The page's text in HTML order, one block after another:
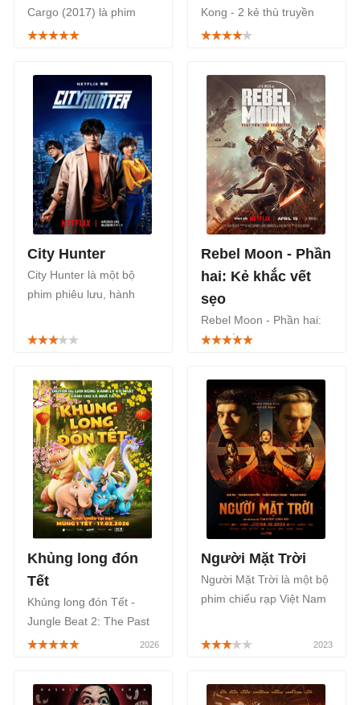
Cargo (2017) là phim
kinh dị khoa học viễn
hành, xoay quanh hành
trình sinh tồn khốc liệt
của 2 cha con.
Kong - 2 kẻ thù truyền
kiếp trở lại trong bom tấn
mới. Godzilla x Kong: The
New Empire chiếu rạp từ
ngày 29/3.
City Hunter
City Hunter là một bộ
phim phiêu lưu, hành
chuyển thể từ bộ manga
sóng trên Netflix từ ngày
25/04/2024.
Rebel Moon - Phần
hai: Kẻ khắc vết
sẹo
Rebel Moon - Phần hai:
Kẻ khắc vết sẹo là phần
phiêu lưu khoa học viễn
tưởng Mỹ Rebel Moon,
phát sóng trên Netflix từ
ngày 19/4/2024.
Khủng long đón
Tết
Khủng long đón Tết -
Jungle Beat 2: The Past
là tên bộ phim hoạt hình
Nguyên đán 2026.
Người Mặt Trời
Người Mặt Trời là một bộ
phim chiếu rạp Việt Nam
mang đến cho người xem
đóng chính của Chi Pu,